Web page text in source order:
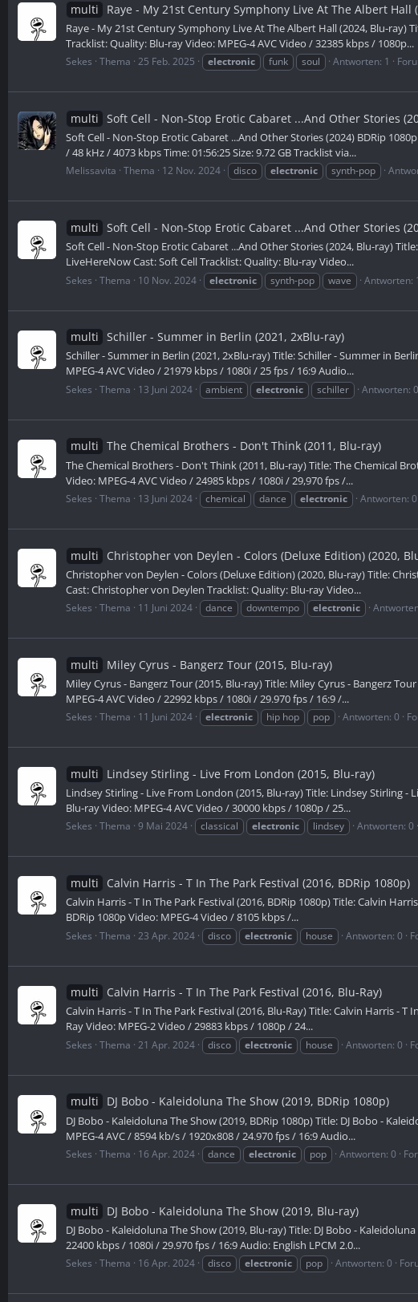
multi Raye - My 21st Century Symphony Live At The Albert Hall
Raye - My 21st Century Symphony Live At The Albert Hall (2024, Blu-ray)
Tracklist: Quality: Blu-ray Video: MPEG-4 AVC Video / 32385 kbps / 1080p...
Sekes Thema 25 Feb. 2025 electronic funk soul Antworten: 1
multi Soft Cell - Non-Stop Erotic Cabaret ...And Other Stories
Soft Cell - Non-Stop Erotic Cabaret ...And Other Stories (2024) BDRip
/ 48 kHz / 4073 kbps Time: 01:56:25 Size: 9.72 GB Tracklist via...
Melissavita Thema 12 Nov. 2024 disco electronic synth-pop
multi Soft Cell - Non-Stop Erotic Cabaret ...And Other Stories
Soft Cell - Non-Stop Erotic Cabaret ...And Other Stories (2024, Blu-ray)
LiveHereNow Cast: Soft Cell Tracklist: Quality: Blu-ray Video...
Sekes Thema 10 Nov. 2024 electronic synth-pop wave Antworten: 1
multi Schiller - Summer in Berlin (2021, 2xBlu-ray)
Schiller - Summer in Berlin (2021, 2xBlu-ray) Title: Schiller - Summer in
MPEG-4 AVC Video / 21979 kbps / 1080i / 25 fps / 16:9 Audio...
Sekes Thema 13 Juni 2024 ambient electronic schiller Antworten: 0
multi The Chemical Brothers - Don't Think (2011, Blu-ray)
The Chemical Brothers - Don't Think (2011, Blu-ray) Title: The Chemical
Video: MPEG-4 AVC Video / 24985 kbps / 1080i / 29,970 fps /...
Sekes Thema 13 Juni 2024 chemical dance electronic Antworten: 0
multi Christopher von Deylen - Colors (Deluxe Edition) (2020,
Christopher von Deylen - Colors (Deluxe Edition) (2020, Blu-ray) Title:
Cast: Christopher von Deylen Tracklist: Quality: Blu-ray Video...
Sekes Thema 11 Juni 2024 dance downtempo electronic
multi Miley Cyrus - Bangerz Tour (2015, Blu-ray)
Miley Cyrus - Bangerz Tour (2015, Blu-ray) Title: Miley Cyrus - Bangerz
MPEG-4 AVC Video / 22992 kbps / 1080i / 29.970 fps / 16:9 /...
Sekes Thema 11 Juni 2024 electronic hip hop pop Antworten: 0
multi Lindsey Stirling - Live From London (2015, Blu-ray)
Lindsey Stirling - Live From London (2015, Blu-ray) Title: Lindsey Stirling -
Blu-ray Video: MPEG-4 AVC Video / 30000 kbps / 1080p / 25...
Sekes Thema 9 Mai 2024 classical electronic lindsey Antworten: 0
multi Calvin Harris - T In The Park Festival (2016, BDRip 1080p)
Calvin Harris - T In The Park Festival (2016, BDRip 1080p) Title: Calvin
BDRip 1080p Video: MPEG-4 Video / 8105 kbps /...
Sekes Thema 23 Apr. 2024 disco electronic house Antworten: 0
multi Calvin Harris - T In The Park Festival (2016, Blu-Ray)
Calvin Harris - T In The Park Festival (2016, Blu-Ray) Title: Calvin Harris -
Ray Video: MPEG-2 Video / 29883 kbps / 1080p / 24...
Sekes Thema 21 Apr. 2024 disco electronic house Antworten: 0
multi DJ Bobo - Kaleidoluna The Show (2019, BDRip 1080p)
DJ Bobo - Kaleidoluna The Show (2019, BDRip 1080p) Title: DJ Bobo -
MPEG-4 AVC / 8594 kb/s / 1920x808 / 24.970 fps / 16:9 Audio...
Sekes Thema 16 Apr. 2024 dance electronic pop Antworten: 0
multi DJ Bobo - Kaleidoluna The Show (2019, Blu-ray)
DJ Bobo - Kaleidoluna The Show (2019, Blu-ray) Title: DJ Bobo -
22400 kbps / 1080i / 29.970 fps / 16:9 Audio: English LPCM 2.0...
Sekes Thema 16 Apr. 2024 disco electronic pop Antworten: 0